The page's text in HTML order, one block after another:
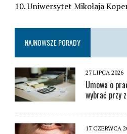
10. Uniwersytet Mikołaja
NAJNOWSZE PORADY
27 LIPCA 2026
Umowa o
wybrać przy
17 CZERWCA